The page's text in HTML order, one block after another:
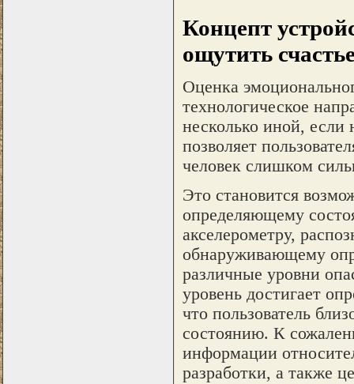
Концепт
ощутить
Оценка
технологическое
несколько иной, если
позволяет
человек слишком
Это становится
определяющему
акселерометру,
обнаруживающему
различные уровни
уровень достигает
что пользователь
состоянию. К
информации
разработки, а также